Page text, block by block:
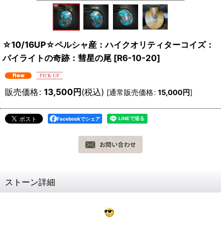
☆10/16UP☆ペルシャ産：ハイクオリティターコイズ：
パイライトの奇跡：彗星の尾 [R6-10-20]
販売価格: 13,500円(税込) [通常販売価格: 15,000円]
Facebookでシェア
ストーン詳細